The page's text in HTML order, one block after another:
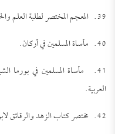
39. المعجم المختصر لطلبة العلم والحديث والأثر.
40. مأساة المسلمين في أركان.
41. مأساة المسلمين في بورما
العربية.
42. مختصر كتاب الزهد والرقائق لابن المبارك.